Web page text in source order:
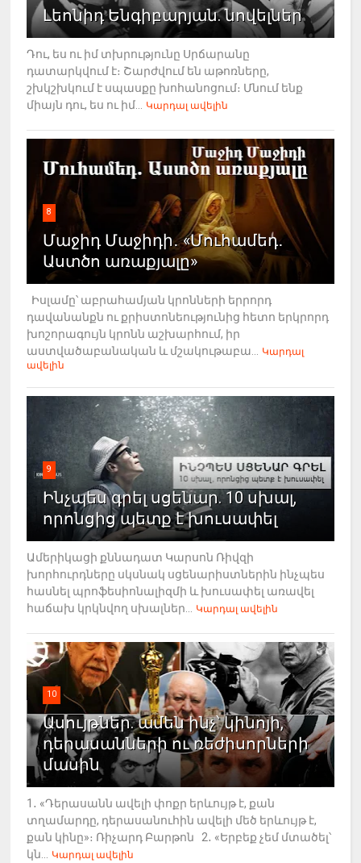
Լեոնիդ Ենգիբարյան. նովելներ
Դու, ես ու իմ տխրությունը Սրճարանը
դատարկվում է։ Շարժվում են աթոռները,
շխկշխկում է սպասքը խոհանոցում։ Մնում ենք
միայն դու, ես ու իմ...
Կարդալ ավելին
8
Մաջիդ Մաջիդի․ «Մուհամեդ․
Աստծո առաքյալը»
Իսլամը՝ աբրահամյան կրոնների երրորդ
դավանանքն ու քրիստոնեությունից հետո երկրորդ
խոշորագույն կրոնն աշխարհում, իր
աստվածաբանական և մշակութաբա...
Կարդալ
ավելին
9
Ինչպես գրել սցենար. 10 սխալ,
որոնցից պետք է խուսափել
Ամերիկացի քննադատ Կարսոն Ռիվզի
խորհուրդները սկսնակ սցենարիստներին ինչպես
հասնել պրոֆեսիոնալիզմի և խուսափել առավել
հաճախ կրկնվող սխալներ...
Կարդալ ավելին
10
Ասույթներ. ամեն ինչ՝ կինոյի,
դերասանների ու ռեժիսորների
մասին
1․ «Դերասանն ավելի փոքր երևույթ է, քան
տղամարդը, դերասանուհին ավելի մեծ երևույթ է,
քան կինը»։ Ռիչարդ Բարթոն 2․ «Երբեք չեմ մտածել՝
կն...
Կարդալ ավելին